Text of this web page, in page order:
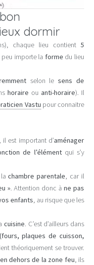
dormir
chaque lieu contient5
peu importe la forme du lieu
selon lesens de
horaire ouanti-horaire). Il
Vastu pour connaitre
il est important d’aménager
de l’élémentqui s’y
lachambre parentale, car il
». Attention donc àne pas
enfants, au risque que les
cuisine. C’est d’ailleurs dans
plaques de cuisson,
théoriquement se trouver.
en dehors de la zone feu, ils